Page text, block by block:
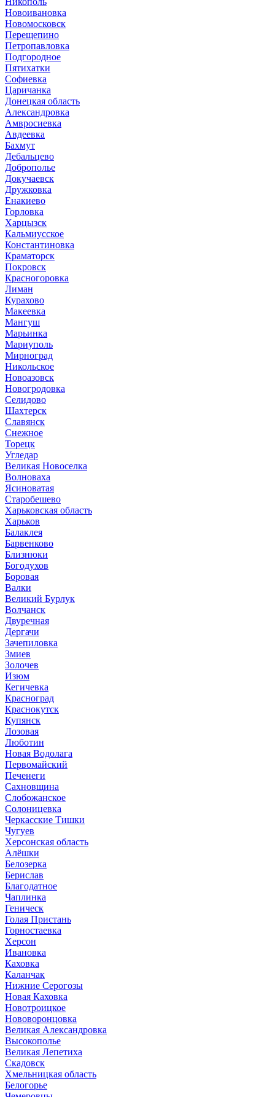
Новоивановка
Новомосковск
Перещепино
Петропавловка
Подгородное
Пятихатки
Софиевка
Царичанка
Донецкая область
Александровка
Амвросиевка
Авдеевка
Бахмут
Дебальцево
Доброполье
Докучаевск
Дружковка
Енакиево
Горловка
Харцызск
Кальмиусское
Константиновка
Краматорск
Покровск
Красногоровка
Лиман
Курахово
Макеевка
Мангуш
Марьинка
Мариуполь
Мирноград
Никольское
Новоазовск
Новогродовка
Селидово
Шахтерск
Славянск
Снежное
Торецк
Угледар
Великая Новоселка
Волноваха
Ясиноватая
Старобешево
Харьковская область
Харьков
Балаклея
Барвенково
Близнюки
Богодухов
Боровая
Валки
Великий Бурлук
Волчанск
Двуречная
Дергачи
Зачепиловка
Змиев
Золочев
Изюм
Кегичевка
Красноград
Краснокутск
Купянск
Лозовая
Люботин
Новая Водолага
Первомайский
Печенеги
Сахновщина
Слобожанское
Солоницевка
Черкасские Тишки
Чугуев
Херсонская область
Алёшки
Белозерка
Берислав
Благодатное
Чаплинка
Геническ
Голая Пристань
Горностаевка
Херсон
Ивановка
Каховка
Каланчак
Нижние Серогозы
Новая Каховка
Новотроицкое
Нововоронцовка
Великая Александровка
Высокополье
Великая Лепетиха
Скадовск
Хмельницкая область
Белогорье